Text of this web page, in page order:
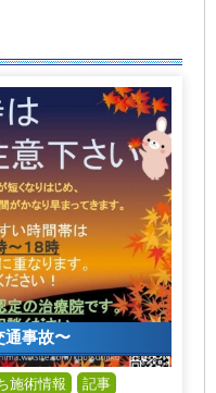
通事故〜
施術情報
記事